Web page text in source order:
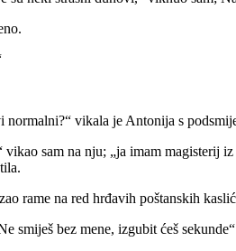
vikala je Antonija s
sam na nju; „ja imam magisterij
rame na red hrđavih poštanskih
smiješ bez mene, izgubit ćeš